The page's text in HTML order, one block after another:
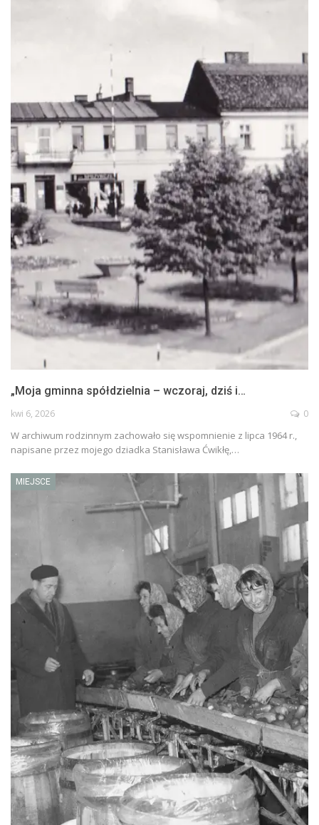
„Moja gminna spółdzielnia – wczoraj, dziś i…
kwi 6, 2026 0
W archiwum rodzinnym zachowało się wspomnienie z lipca 1964 r.,
napisane przez mojego dziadka Stanisława Ćwikłę,…
MIEJSCE